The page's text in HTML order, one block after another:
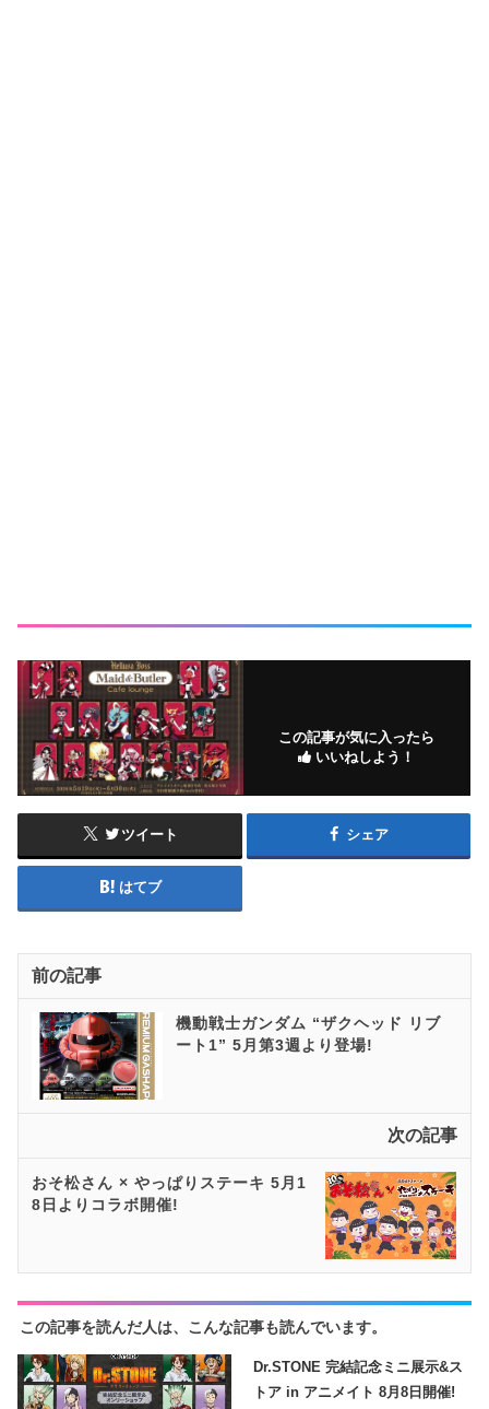
この記事が気に入ったら
いいねしよう！
ツイート シェア
はてブ
前の記事
機動戦士ガンダム “ザクヘッド リブ
ート1” 5月第3週より登場!
次の記事
おそ松さん × やっぱりステーキ 5月1
8日よりコラボ開催!
この記事を読んだ人は、こんな記事も読んでいます。
Dr.STONE 完結記念ミニ展示&ス
トア in アニメイト 8月8日開催!